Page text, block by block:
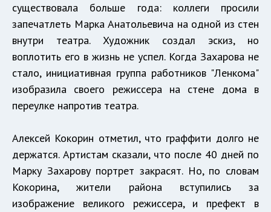
существовала больше года: коллеги просили
запечатлеть Марка Анатольевича на одной из стен
внутри театра. Художник создал эскиз, но
воплотить его в жизнь не успел. Когда Захарова не
стало, инициативная группа работников "Ленкома"
изобразила своего режиссера на стене дома в
переулке напротив театра.
Алексей Кокорин отметил, что граффити долго не
держатся. Артистам сказали, что после 40 дней по
Марку Захарову портрет закрасят. Но, по словам
Кокорина, жители района вступились за
изображение великого режиссера, и префект в